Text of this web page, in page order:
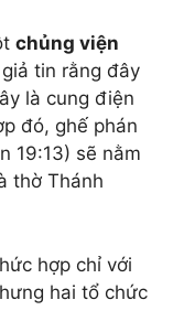
chủng viện
tin rằng đây
là cung điện
đó, ghế phán
19:13) sẽ nằm
thờ Thánh
hợp chỉ với
hai tổ chức